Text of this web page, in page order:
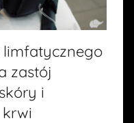
zastój
i